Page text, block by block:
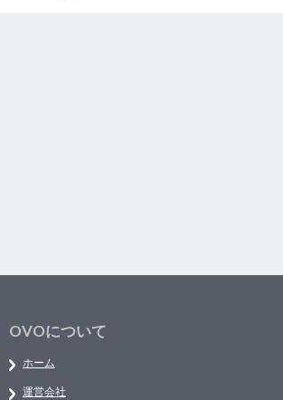
OVOについて
ホーム
運営会社